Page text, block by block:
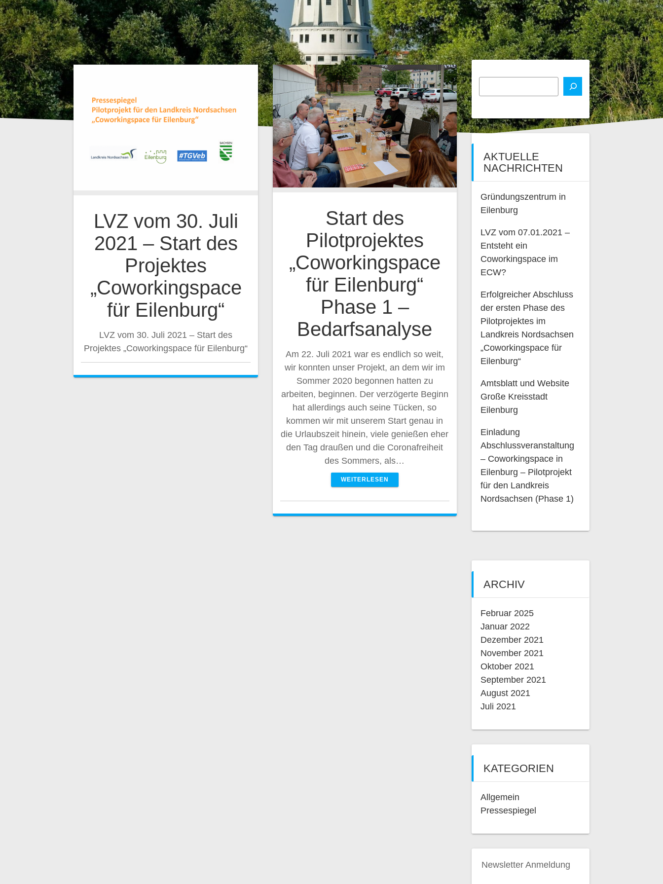
LVZ vom 30. Juli
2021 – Start des
Projektes
„Coworkingspace
für Eilenburg“
LVZ vom 30. Juli 2021 – Start des
Projektes „Coworkingspace für Eilenburg“
Start des
Pilotprojektes
„Coworkingspace
für Eilenburg“
Phase 1 –
Bedarfsanalyse
Am 22. Juli 2021 war es endlich so weit,
wir konnten unser Projekt, an dem wir im
Sommer 2020 begonnen hatten zu
arbeiten, beginnen. Der verzögerte Beginn
hat allerdings auch seine Tücken, so
kommen wir mit unserem Start genau in
die Urlaubszeit hinein, viele genießen eher
den Tag draußen und die Coronafreiheit
des Sommers, als…
WEITERLESEN
AKTUELLE
NACHRICHTEN
Gründungszentrum in
Eilenburg
LVZ vom 07.01.2021 –
Entsteht ein
Coworkingspace im
ECW?
Erfolgreicher Abschluss
der ersten Phase des
Pilotprojektes im
Landkreis Nordsachsen
„Coworkingspace für
Eilenburg“
Amtsblatt und Website
Große Kreisstadt
Eilenburg
Einladung
Abschlussveranstaltung
– Coworkingspace in
Eilenburg – Pilotprojekt
für den Landkreis
Nordsachsen (Phase 1)
ARCHIV
Februar 2025
Januar 2022
Dezember 2021
November 2021
Oktober 2021
September 2021
August 2021
Juli 2021
KATEGORIEN
Allgemein
Pressespiegel
Newsletter Anmeldung